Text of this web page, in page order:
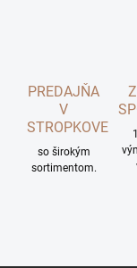
PREDAJŇA
V
STROPKOVE
so širokým
sortimentom.